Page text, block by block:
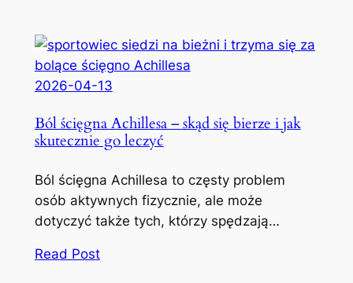
2026-04-13
Ból ścięgna Achillesa – skąd się bierze i jak
skutecznie go leczyć
Ból ścięgna Achillesa to częsty problem
osób aktywnych fizycznie, ale może
dotyczyć także tych, którzy spędzają…
Read Post